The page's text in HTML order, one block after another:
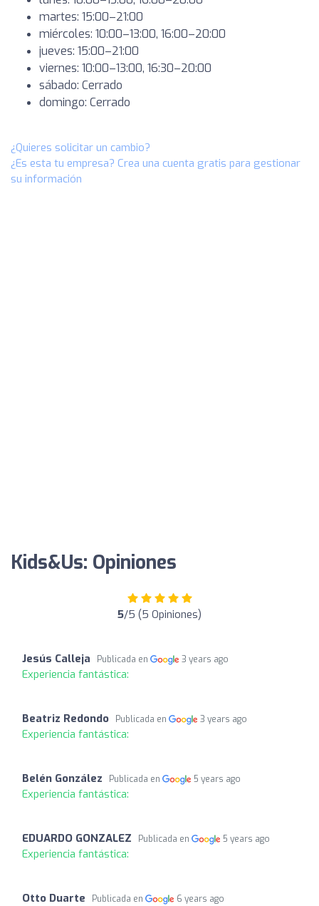
martes: 15:00–21:00
miércoles: 10:00–13:00, 16:00–20:00
jueves: 15:00–21:00
viernes: 10:00–13:00, 16:30–20:00
sábado: Cerrado
domingo: Cerrado
¿Quieres solicitar un cambio?
¿Es esta tu empresa? Crea una cuenta gratis para gestionar
su información
Kids&Us: Opiniones
5/5 (5 Opiniones)
Jesús Calleja Publicada en 3 years ago
Experiencia fantástica:
Beatriz Redondo Publicada en 3 years ago
Experiencia fantástica:
Belén González Publicada en 5 years ago
Experiencia fantástica:
EDUARDO GONZALEZ Publicada en 5 years ago
Experiencia fantástica:
Otto Duarte Publicada en 6 years ago